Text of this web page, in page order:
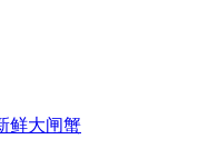
鲜大闸蟹